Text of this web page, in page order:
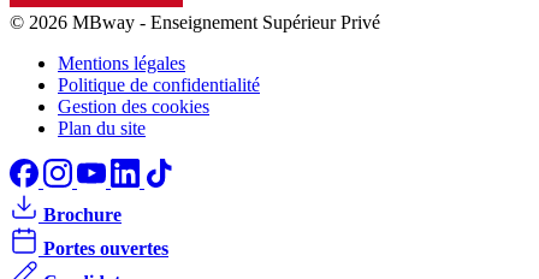
© 2026 MBway - Enseignement Supérieur Privé
Mentions légales
Politique de confidentialité
Gestion des cookies
Plan du site
Brochure
Portes ouvertes